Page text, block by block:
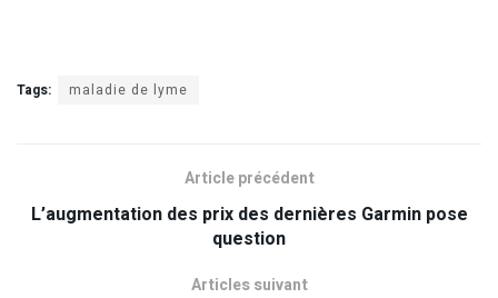
Tags: maladie de lyme
Article précédent
L’augmentation des prix des dernières Garmin pose
question
Articles suivant